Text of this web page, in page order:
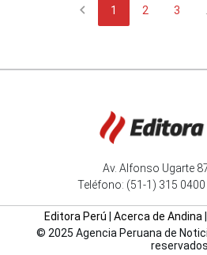
chevron_left 1 2 3
Av. Alfonso Ugarte
Teléfono: (51-1) 315
Editora Perú Acerca de Andina
© 2025 Agencia Peruana de
reservados.